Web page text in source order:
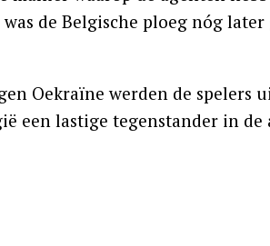
de Belgische ploeg nóg
Oekraïne werden de spelers
een lastige tegenstander in de